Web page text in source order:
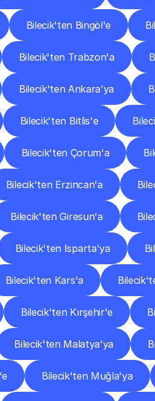
Bilecik'ten Bingöl'e
Bilecik'ten Trabzon'a
Bilecik'ten Ankara'ya
Bilecik'ten Bitlis'e
Bilecik'ten Çorum'a
Bilecik'ten Erzincan'a
Bilecik'ten Giresun'a
Bilecik'ten Isparta'ya
Bilecik'ten Kars'a
Bilecik'ten Kırşehir'e
Bilecik'ten Malatya'ya
Bilecik'ten Muğla'ya